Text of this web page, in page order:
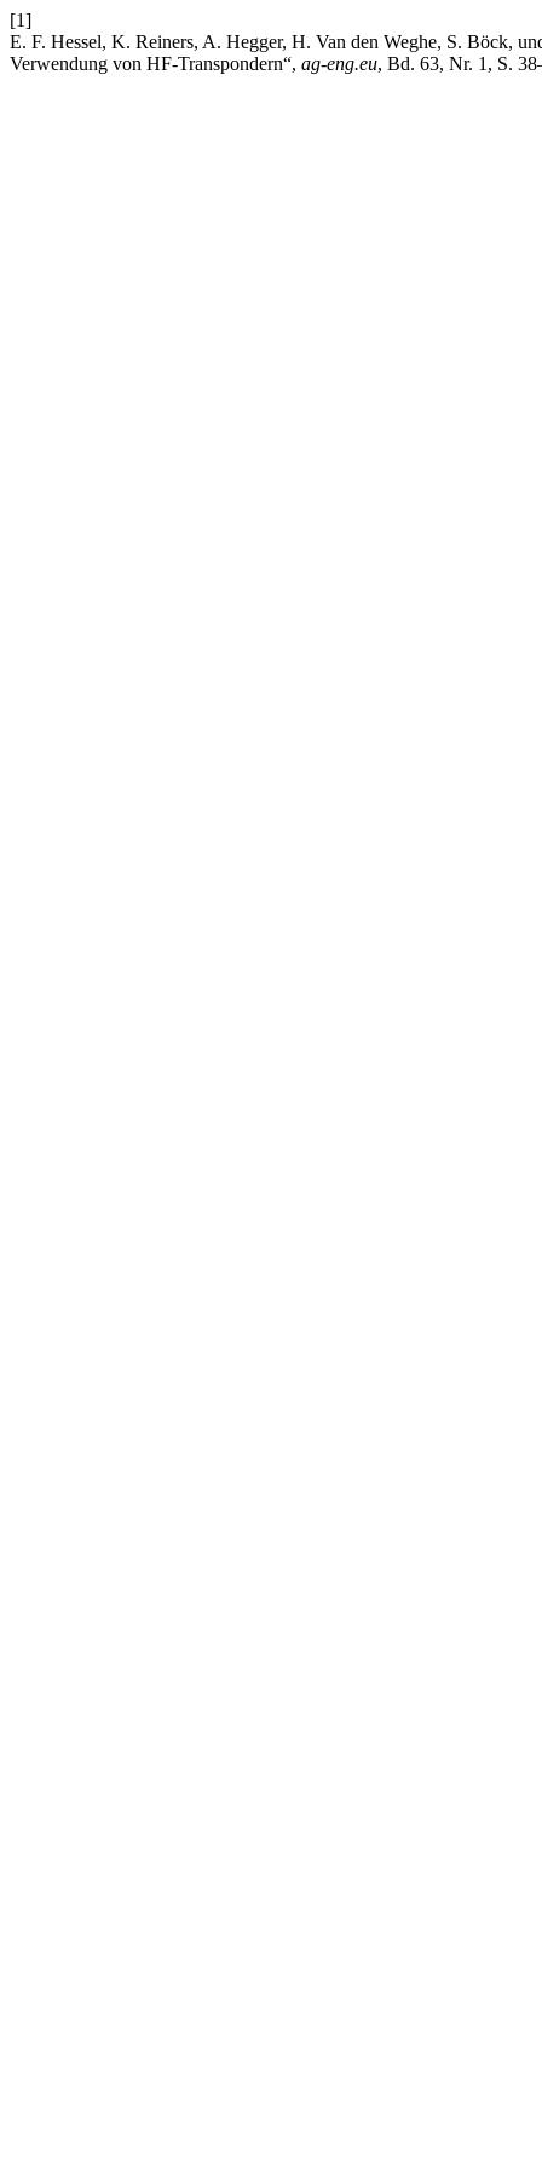
[1]
E. F. Hessel, K. Reiners, A. Hegger, H. Van den Weghe, S. Böck,
Verwendung von HF-Transpondern“, ag-eng.eu, Bd. 63, Nr. 1, S.